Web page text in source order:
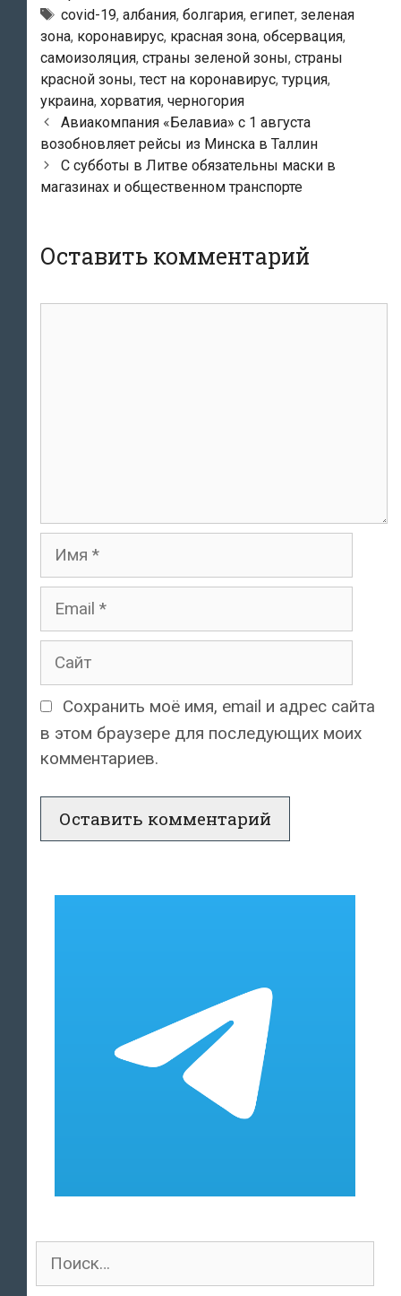
Метки
covid-19, албания, болгария, египет, зеленая
зона, коронавирус, красная зона, обсервация,
самоизоляция, страны зеленой зоны, страны
красной зоны,тест на коронавирус,турция,
украина, хорватия, черногория
Навигация
по
записям
Авиакомпания «Белавиа» с 1 августа
возобновляет рейсы из Минска в Таллин
С субботы в Литве обязательны маски в
магазинах и общественном транспорте
Оставить комментарий
Имя
Email
Сайт
Сохранить моё имя, email и адрес сайта
в этом браузере для последующих моих
комментариев.
Поиск